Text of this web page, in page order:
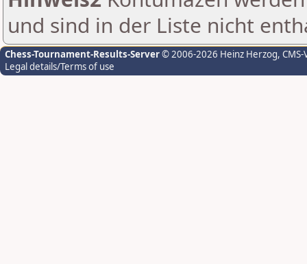
und sind in der Liste nicht
Chess-Tournament-Results-Server© 2006-2026 Heinz Herzog,
Legal details/Terms of use